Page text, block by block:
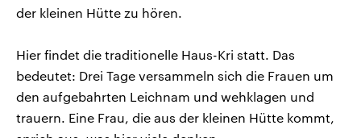
der kleinen Hütte zu hören.
Hier findet die traditionelle Haus-Kri statt. Das
bedeutet: Drei Tage versammeln sich die Frauen um
den aufgebahrten Leichnam und wehklagen und
trauern. Eine Frau, die aus der kleinen Hütte kommt,